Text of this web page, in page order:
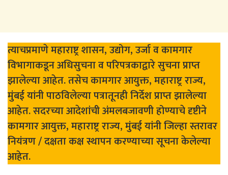
त्याचप्रमाणे महाराष्ट्र शासन, उद्योग, उर्जा व कामगार
विभागाकडून अधिसुचना व परिपत्रकाद्वारे सुचना प्राप्त
झालेल्या आहेत. तसेच कामगार आयुक्त, महाराष्ट्र राज्य,
मुंबई यांनी पाठविलेल्या पत्रातूनही निर्देश प्राप्त झालेल्या
आहेत. सदरच्या आदेशांची अंमलबजावणी होण्याचे दृष्टीने
कामगार आयुक्त, महाराष्ट्र राज्य, मुंबई यांनी जिल्हा स्तरावर
नियंत्रण / दक्षता कक्ष स्थापन करण्याच्या सूचना केलेल्या
आहेत.